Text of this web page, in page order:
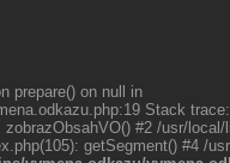
prepare() on null in
Stack
#2 /usr/
getSegment() #4 /